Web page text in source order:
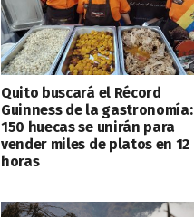
Quito buscará el Récord
Guinness de la gastronomía:
150 huecas se unirán para
vender miles de platos en 12
horas